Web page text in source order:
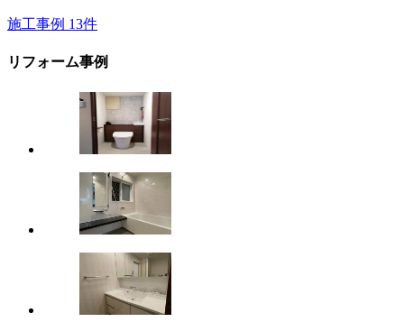
施工事例 13件
リフォーム事例